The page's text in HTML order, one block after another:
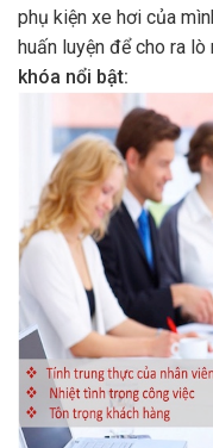
phụ kiện xe hơi của
huấn luyện để cho ra
khóa nổi bật: